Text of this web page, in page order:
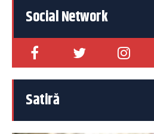
Social Network
Satiră